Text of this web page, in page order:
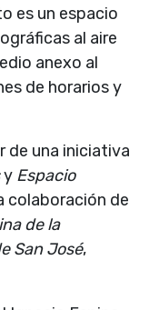
es un espacio
al aire
anexo al
de horarios y
de una iniciativa
y Espacio
colaboración de
de la
San José,